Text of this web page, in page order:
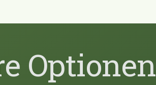
Optionen